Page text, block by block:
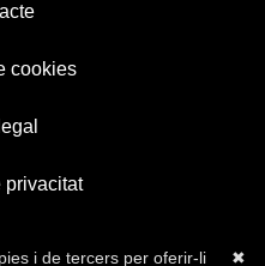
cookies
privacitat
✖
i de tercers per oferir-li